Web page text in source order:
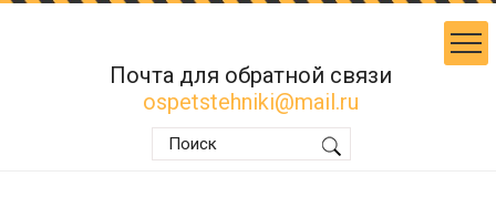
Почта для обратной связи
ospetstehniki@mail.ru